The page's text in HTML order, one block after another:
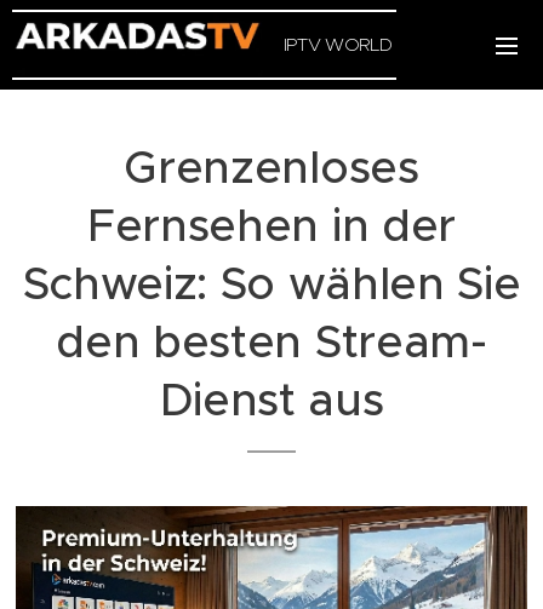
IPTV WORLD
Grenzenloses
Fernsehen in der
Schweiz: So wählen Sie
den besten Stream-
Dienst aus